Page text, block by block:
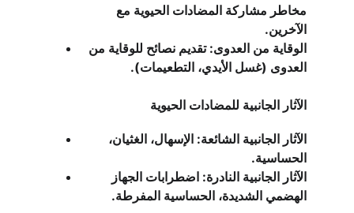
مخاطر مشاركة المضادات الحيوية مع
الآخرين.
الوقاية من العدوى: تقديم نصائح للوقاية من
العدوى (غسل الأيدي، التطعيمات).
الآثار الجانبية للمضادات الحيوية
الآثار الجانبية الشائعة: الإسهال، الغثيان،
الحساسية.
الآثار الجانبية النادرة: اضطرابات الجهاز
الهضمي الشديدة، الحساسية المفرطة.